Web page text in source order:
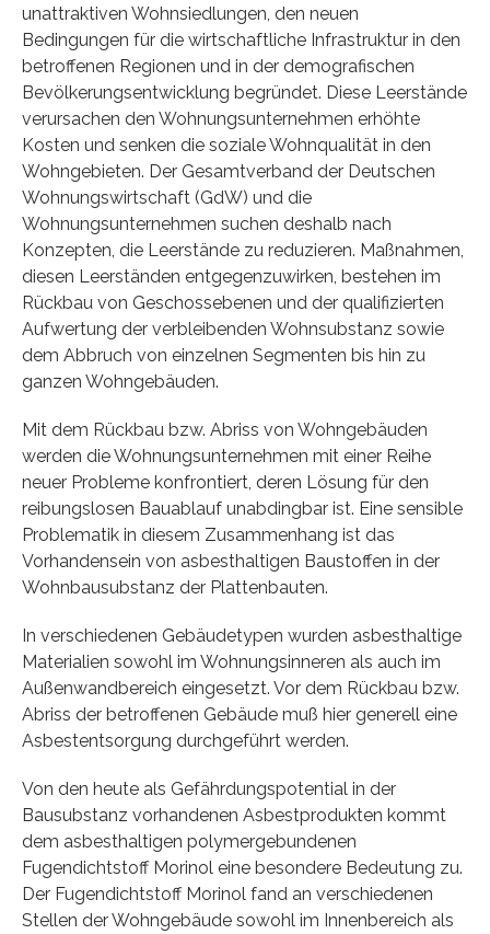
unattraktiven Wohnsiedlungen, den neuen
Bedingungen für die wirtschaftliche Infrastruktur in den
betroffenen Regionen und in der demografischen
Bevölkerungsentwicklung begründet. Diese Leerstände
verursachen den Wohnungsunternehmen erhöhte
Kosten und senken die soziale Wohnqualität in den
Wohngebieten. Der Gesamtverband der Deutschen
Wohnungswirtschaft (GdW) und die
Wohnungsunternehmen suchen deshalb nach
Konzepten, die Leerstände zu reduzieren. Maßnahmen,
diesen Leerständen entgegenzuwirken, bestehen im
Rückbau von Geschossebenen und der qualifizierten
Aufwertung der verbleibenden Wohnsubstanz sowie
dem Abbruch von einzelnen Segmenten bis hin zu
ganzen Wohngebäuden.
Mit dem Rückbau bzw. Abriss von Wohngebäuden
werden die Wohnungsunternehmen mit einer Reihe
neuer Probleme konfrontiert, deren Lösung für den
reibungslosen Bauablauf unabdingbar ist. Eine sensible
Problematik in diesem Zusammenhang ist das
Vorhandensein von asbesthaltigen Baustoffen in der
Wohnbausubstanz der Plattenbauten.
In verschiedenen Gebäudetypen wurden asbesthaltige
Materialien sowohl im Wohnungsinneren als auch im
Außenwandbereich eingesetzt. Vor dem Rückbau bzw.
Abriss der betroffenen Gebäude muß hier generell eine
Asbestentsorgung durchgeführt werden.
Von den heute als Gefährdungspotential in der
Bausubstanz vorhandenen Asbestprodukten kommt
dem asbesthaltigen polymergebundenen
Fugendichtstoff Morinol eine besondere Bedeutung zu.
Der Fugendichtstoff Morinol fand an verschiedenen
Stellen der Wohngebäude sowohl im Innenbereich als